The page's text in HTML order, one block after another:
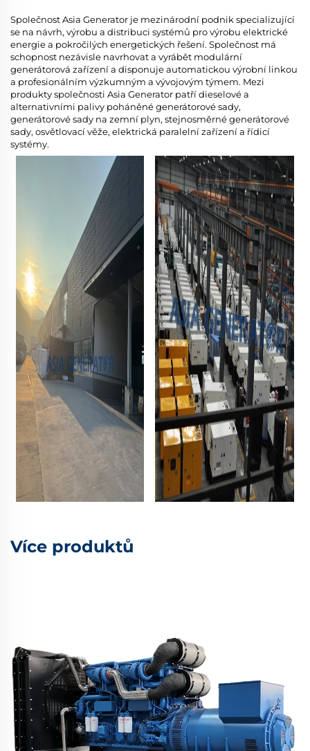
Společnost Asia Generator je mezinárodní podnik specializující
se na návrh, výrobu a distribuci systémů pro výrobu elektrické
energie a pokročilých energetických řešení. Společnost má
schopnost nezávisle navrhovat a vyrábět modulární
generátorová zařízení a disponuje automatickou výrobní linkou
a profesionálním výzkumným a vývojovým týmem. Mezi
produkty společnosti Asia Generator patří dieselové a
alternativními palivy poháněné generátorové sady,
generátorové sady na zemní plyn, stejnosměrné generátorové
sady, osvětlovací věže, elektrická paralelní zařízení a řídicí
systémy.
Více produktů